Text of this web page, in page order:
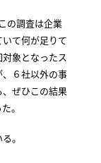
の調査は企業
て何が足りて
象となったス
６社以外の事
ぜひこの結果
。
る。